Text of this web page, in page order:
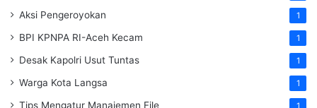
Aksi Pengeroyokan 1
BPI KPNPA RI-Aceh Kecam 1
Desak Kapolri Usut Tuntas 1
Warga Kota Langsa 1
Tips Mengatur Manajemen File 1